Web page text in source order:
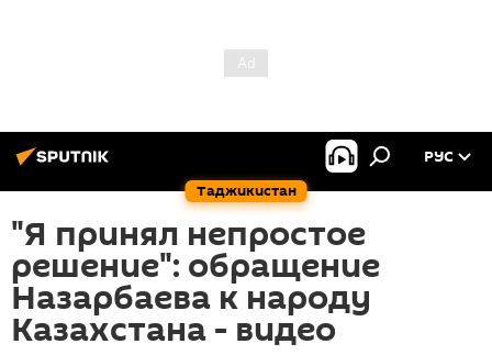
Таджикистан
РУС
"Я принял непростое
решение": обращение
Назарбаева к народу
Казахстана - видео